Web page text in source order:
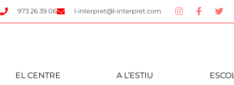
973 26 39 06 l-interpret@l-interpret.com
EL CENTRE A L’ESTIU